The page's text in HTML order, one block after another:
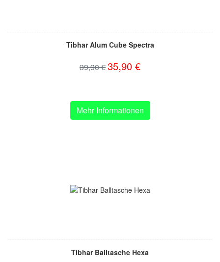
Tibhar Alum Cube Spectra
39,90 €35,90 €
Mehr Informationen
Tibhar Balltasche Hexa